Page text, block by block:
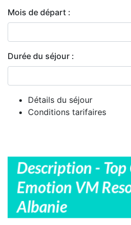
Mois de départ :
Durée du séjour :
Détails du séjour
Conditions tarifaires